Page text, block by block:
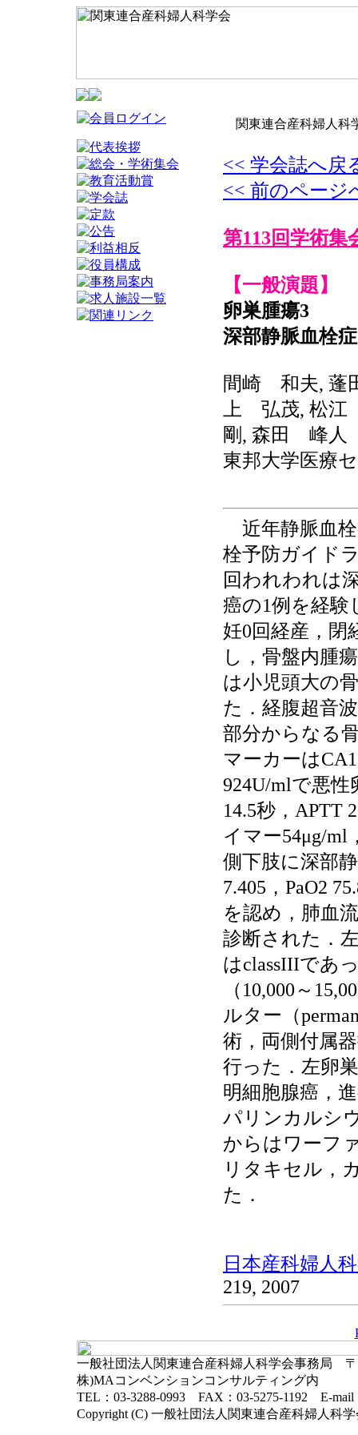
関東連合産科婦人科
<< 学会誌へ戻
<< 前のページ
第113回学術集
【一般演題】
卵巣腫瘍3
深部静脈血栓
間崎 和夫, 蓬
上 弘茂, 松
剛, 森田 峰人
東邦大学医療
近年静脈血
栓予防ガイド
回われわれは
癌の1例を経験
妊0回経産，閉
し，骨盤内腫
は小児頭大の
た．経腹超音
部分からなる
マーカーは
924U/mlで悪
14.5秒，APTT
イマー54μg/ml
側下肢に深部
7.405，PaO2
を認め，肺血
診断された．
はclassIIIであ
（10,000～
ルター（
術，両側付属
行った．左卵
明細胞腺癌，
パリンカルシ
からはワーフ
リタキセル，
た．
日本産科婦人
219, 2007
一般社団法人関東連合産科婦人科学会事務局 〒
株)MAコンベンションコンサルティング内
TEL：03-3288-0993 FAX：03-5275-1192 E-mail
Copyright (C) 一般社団法人関東連合産科婦人科